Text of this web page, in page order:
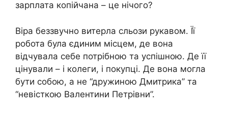
зарплата копійчана – це нічого?
Віра беззвучно витерла сльози рукавом. Її
робота була єдиним місцем, де вона
відчувала себе потрібною та успішною. Де її
цінували – і колеги, і покупці. Де вона могла
бути собою, а не “дружиною Дмитрика” та
“невісткою Валентини Петрівни”.